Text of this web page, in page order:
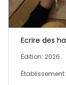
Ecrire des
Édition: 2026